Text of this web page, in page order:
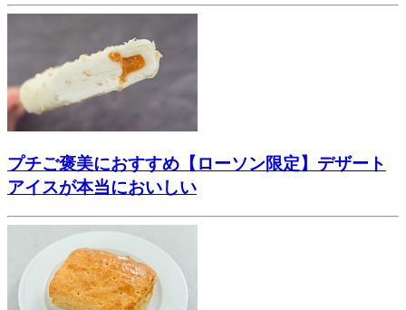
プチご褒美におすすめ【ローソン限定】デザート
アイスが本当においしい